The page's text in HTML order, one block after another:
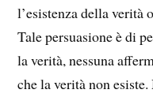
l’esistenza della verità
Tale persuasione è di
la verità, nessuna
che la verità non